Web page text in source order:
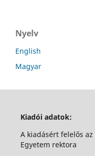
Nyelv
English
Magyar
Kiadói adatok:
A kiadásért felelős
Egyetem rektora